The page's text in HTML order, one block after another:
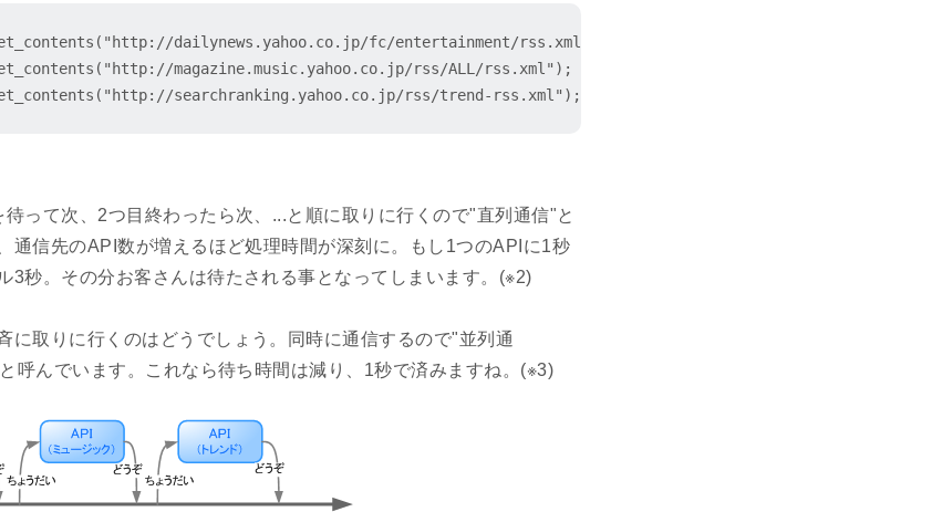
dailynews.yahoo.co.jp/fc/entertainment/rss.xml"); // エンタメトピックス
magazine.music.yahoo.co.jp/rss/ALL/rss.xml");     // ミュージックマガジン最新情報
って次、2つ目終わったら次、...と順に取りに行くので"直列通信"と
通信先のAPI数が増えるほど処理時間が深刻に。もし1つのAPIに1秒
3秒。その分お客さんは待たされる事となってしまいます。(※2)
取りに行くのはどうでしょう。同時に通信するので"並列通
呼んでいます。これなら待ち時間は減り、1秒で済みますね。(※3)